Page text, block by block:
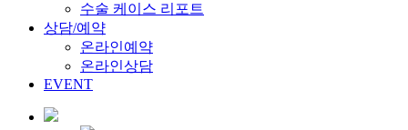
수술 케이스 리포트
상담/예약
온라인예약
온라인상담
EVENT